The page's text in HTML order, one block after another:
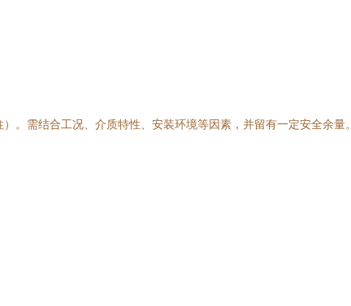
。需结合工况、介质特性、安装环境等因素，并留有一定安全余量。